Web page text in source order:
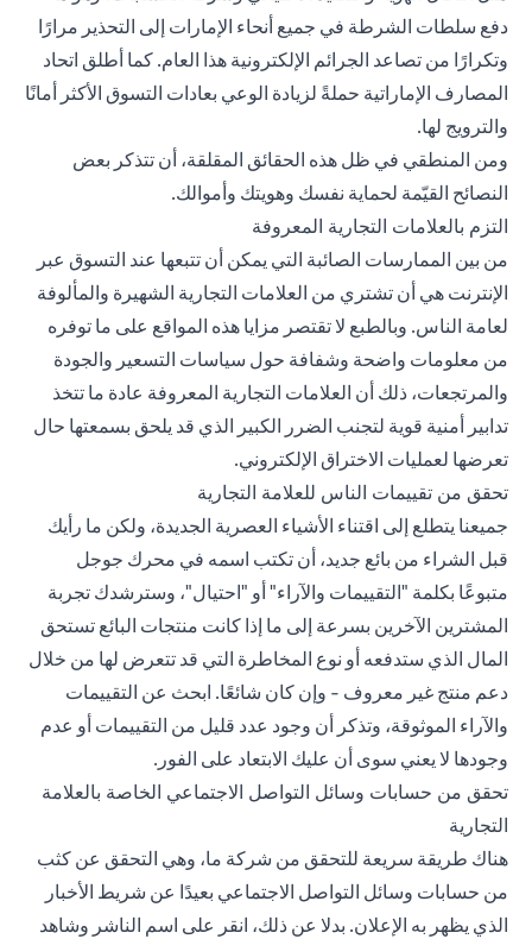
دفع سلطات الشرطة في جميع أنحاء الإمارات إلى التحذير مرارًا
وتكرارًا من تصاعد الجرائم الإلكترونية هذا العام. كما أطلق اتحاد
المصارف الإماراتية حملةً لزيادة الوعي بعادات التسوق الأكثر أمانًا
والترويج لها.
ومن المنطقي في ظل هذه الحقائق المقلقة، أن تتذكر بعض
النصائح القيّمة لحماية نفسك وهويتك وأموالك.
التزم بالعلامات التجارية المعروفة
من بين الممارسات الصائبة التي يمكن أن تتبعها عند التسوق عبر
الإنترنت هي أن تشتري من العلامات التجارية الشهيرة والمألوفة
لعامة الناس. وبالطبع لا تقتصر مزايا هذه المواقع على ما توفره
من معلومات واضحة وشفافة حول سياسات التسعير والجودة
والمرتجعات، ذلك أن العلامات التجارية المعروفة عادة ما تتخذ
تدابير أمنية قوية لتجنب الضرر الكبير الذي قد يلحق بسمعتها حال
تعرضها لعمليات الاختراق الإلكتروني.
تحقق من تقييمات الناس للعلامة التجارية
جميعنا يتطلع إلى اقتناء الأشياء العصرية الجديدة، ولكن ما رأيك
قبل الشراء من بائع جديد، أن تكتب اسمه في محرك جوجل
متبوعًا بكلمة "التقييمات والآراء" أو "احتيال"، وسترشدك تجربة
المشترين الآخرين بسرعة إلى ما إذا كانت منتجات البائع تستحق
المال الذي ستدفعه أو نوع المخاطرة التي قد تتعرض لها من خلال
دعم منتج غير معروف - وإن كان شائعًا. ابحث عن التقييمات
والآراء الموثوقة، وتذكر أن وجود عدد قليل من التقييمات أو عدم
وجودها لا يعني سوى أن عليك الابتعاد على الفور.
تحقق من حسابات وسائل التواصل الاجتماعي الخاصة بالعلامة
التجارية
هناك طريقة سريعة للتحقق من شركة ما، وهي التحقق عن كثب
من حسابات وسائل التواصل الاجتماعي بعيدًا عن شريط الأخبار
الذي يظهر به الإعلان. بدلا عن ذلك، انقر على اسم الناشر وشاهد